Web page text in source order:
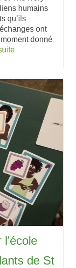
humains
qu’ils
ont
donné
de St